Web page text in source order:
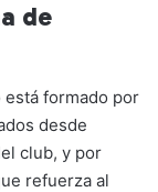
de
formado por
desde
club, y por
refuerza al